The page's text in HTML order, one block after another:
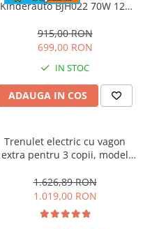
Kinderauto BJH022 70W 12V
culoare Rosie
915,00 RON
699,00 RON
IN STOC
ADAUGA IN COS
Trenulet electric cu vagon
extra pentru 3 copii, model
music player, albastru
1.626,89 RON
1.019,00 RON